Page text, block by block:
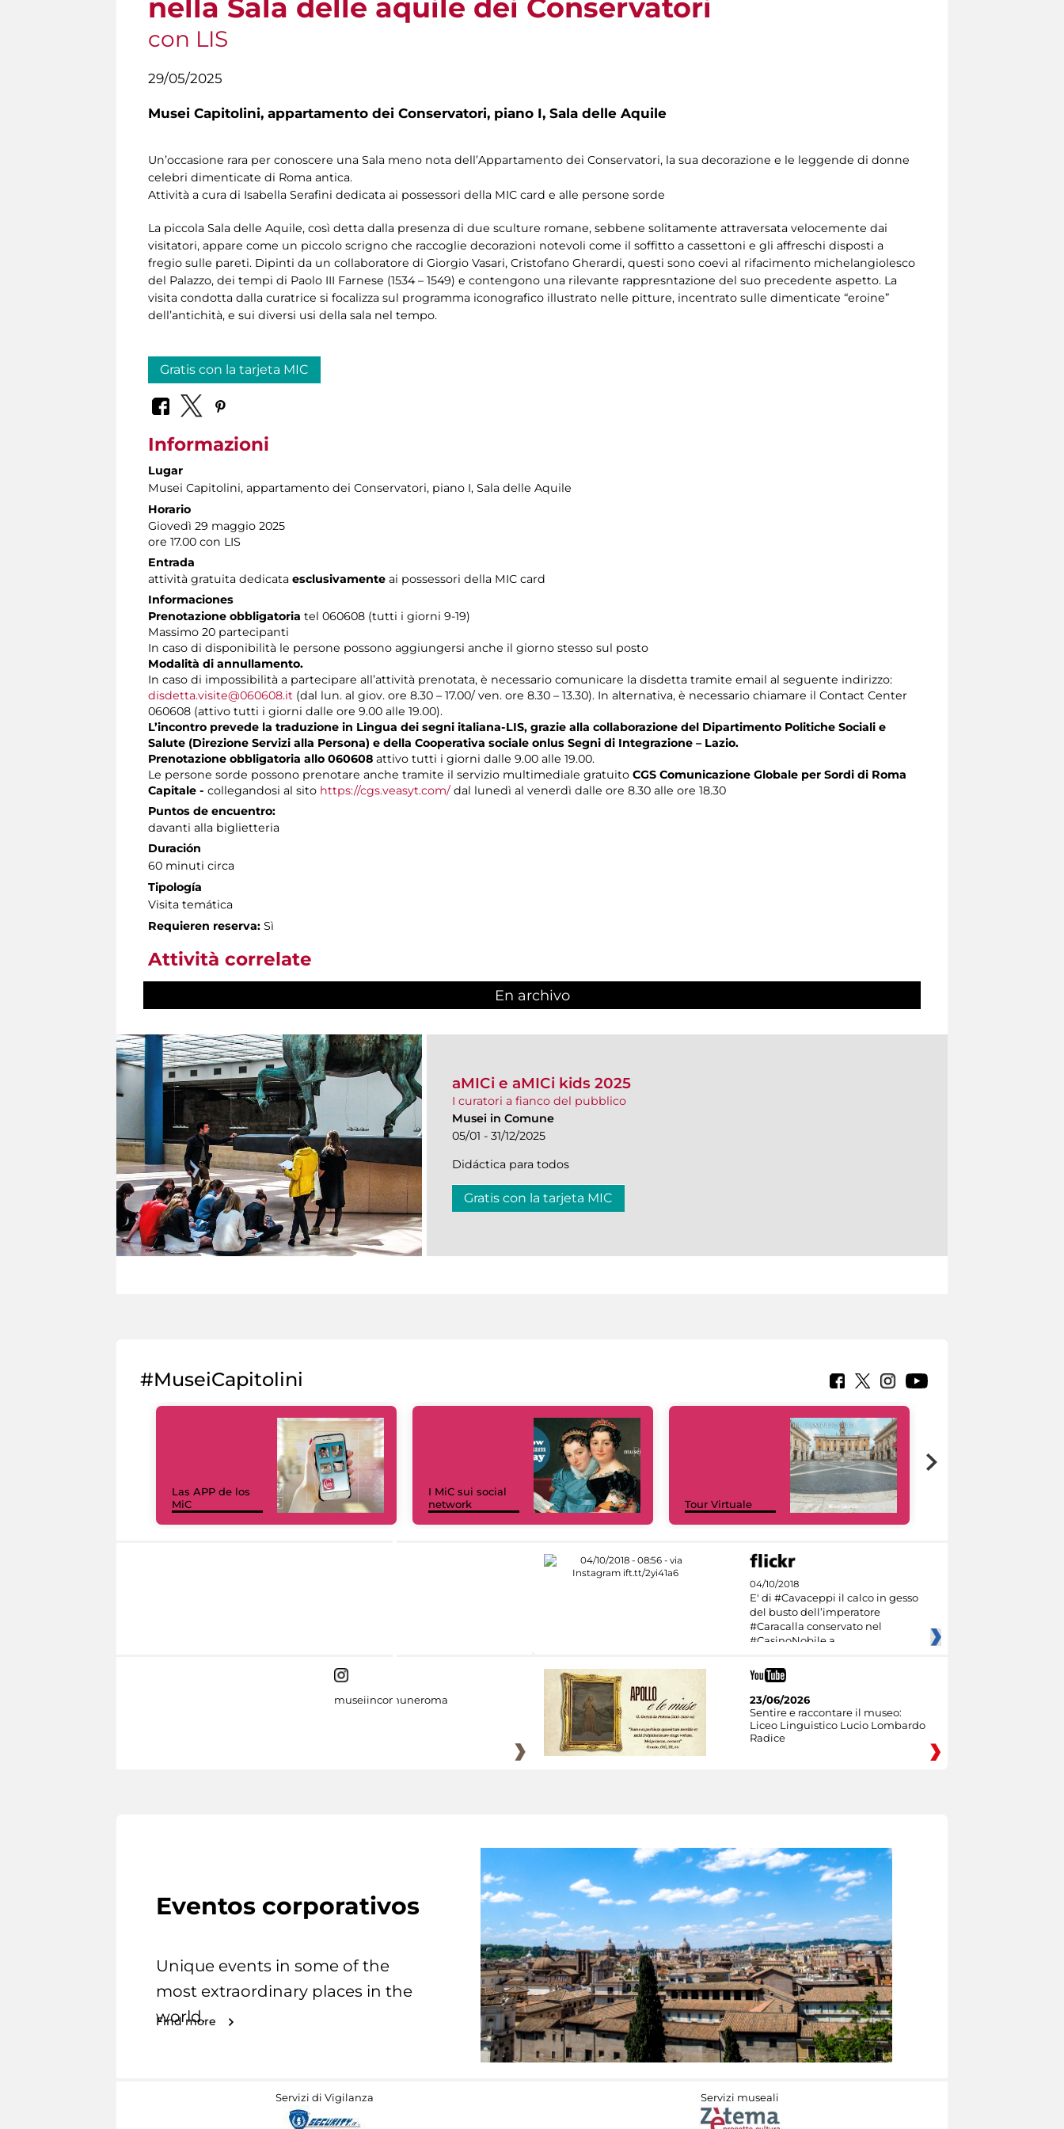
nella Sala delle aquile dei Conservatori
con LIS
29/05/2025
Musei Capitolini, appartamento dei Conservatori, piano I, Sala delle Aquile
Un’occasione rara per conoscere una Sala meno nota dell’Appartamento dei Conservatori, la sua decorazione e le leggende di donne
celebri dimenticate di Roma antica.
Attività a cura di Isabella Serafini dedicata ai possessori della MIC card e alle persone sorde
La piccola Sala delle Aquile, così detta dalla presenza di due sculture romane, sebbene solitamente attraversata velocemente dai
visitatori, appare come un piccolo scrigno che raccoglie decorazioni notevoli come il soffitto a cassettoni e gli affreschi disposti a
fregio sulle pareti. Dipinti da un collaboratore di Giorgio Vasari, Cristofano Gherardi, questi sono coevi al rifacimento michelangiolesco
del Palazzo, dei tempi di Paolo III Farnese (1534 – 1549) e contengono una rilevante rappresntazione del suo precedente aspetto. La
visita condotta dalla curatrice si focalizza sul programma iconografico illustrato nelle pitture, incentrato sulle dimenticate “eroine”
dell’antichità, e sui diversi usi della sala nel tempo.
Gratis con la tarjeta MIC
Informazioni
Lugar
Musei Capitolini, appartamento dei Conservatori, piano I, Sala delle Aquile
Horario
Giovedì 29 maggio 2025
ore 17.00 con LIS
Entrada
attività gratuita dedicata esclusivamente ai possessori della MIC card
Informaciones
Prenotazione obbligatoria tel 060608 (tutti i giorni 9-19)
Massimo 20 partecipanti
In caso di disponibilità le persone possono aggiungersi anche il giorno stesso sul posto
Modalità di annullamento.
In caso di impossibilità a partecipare all’attività prenotata, è necessario comunicare la disdetta tramite email al seguente indirizzo:
disdetta.visite@060608.it (dal lun. al giov. ore 8.30 – 17.00/ ven. ore 8.30 – 13.30). In alternativa, è necessario chiamare il Contact Center
060608 (attivo tutti i giorni dalle ore 9.00 alle 19.00).
L’incontro prevede la traduzione in Lingua dei segni italiana-LIS, grazie alla collaborazione del Dipartimento Politiche Sociali e
Salute (Direzione Servizi alla Persona) e della Cooperativa sociale onlus Segni di Integrazione – Lazio.
Prenotazione obbligatoria allo 060608 attivo tutti i giorni dalle 9.00 alle 19.00.
Le persone sorde possono prenotare anche tramite il servizio multimediale gratuito CGS Comunicazione Globale per Sordi di Roma
Capitale - collegandosi al sito https://cgs.veasyt.com/dal lunedì al venerdì dalle ore 8.30 alle ore 18.30
Puntos de encuentro:
davanti alla biglietteria
Duración
60 minuti circa
Tipología
Visita temática
Requieren reserva: Sì
Attività correlate
En archivo
aMICi e aMICi kids 2025
I curatori a fianco del pubblico
Musei in Comune
05/01 - 31/12/2025
Didáctica para todos
Gratis con la tarjeta MIC
#MuseiCapitolini
Las APP de los
MiC
I MiC sui social
network
Tour Virtuale
04/10/2018
E' di #Cavaceppi il calco in gesso
del busto dell’imperatore
#Caracalla conservato nel
#CasinoNobile a
museiincomuneroma
23/06/2026
Sentire e raccontare il museo:
Liceo Linguistico Lucio Lombardo
Radice
Eventos corporativos
Unique events in some of the
most extraordinary places in the
world.
Find more
Servizi di Vigilanza Servizi museali